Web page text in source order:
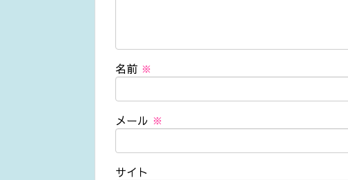
名前 ※
メール ※
サイト